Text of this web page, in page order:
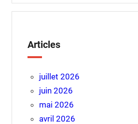
Articles
juillet 2026
juin 2026
mai 2026
avril 2026